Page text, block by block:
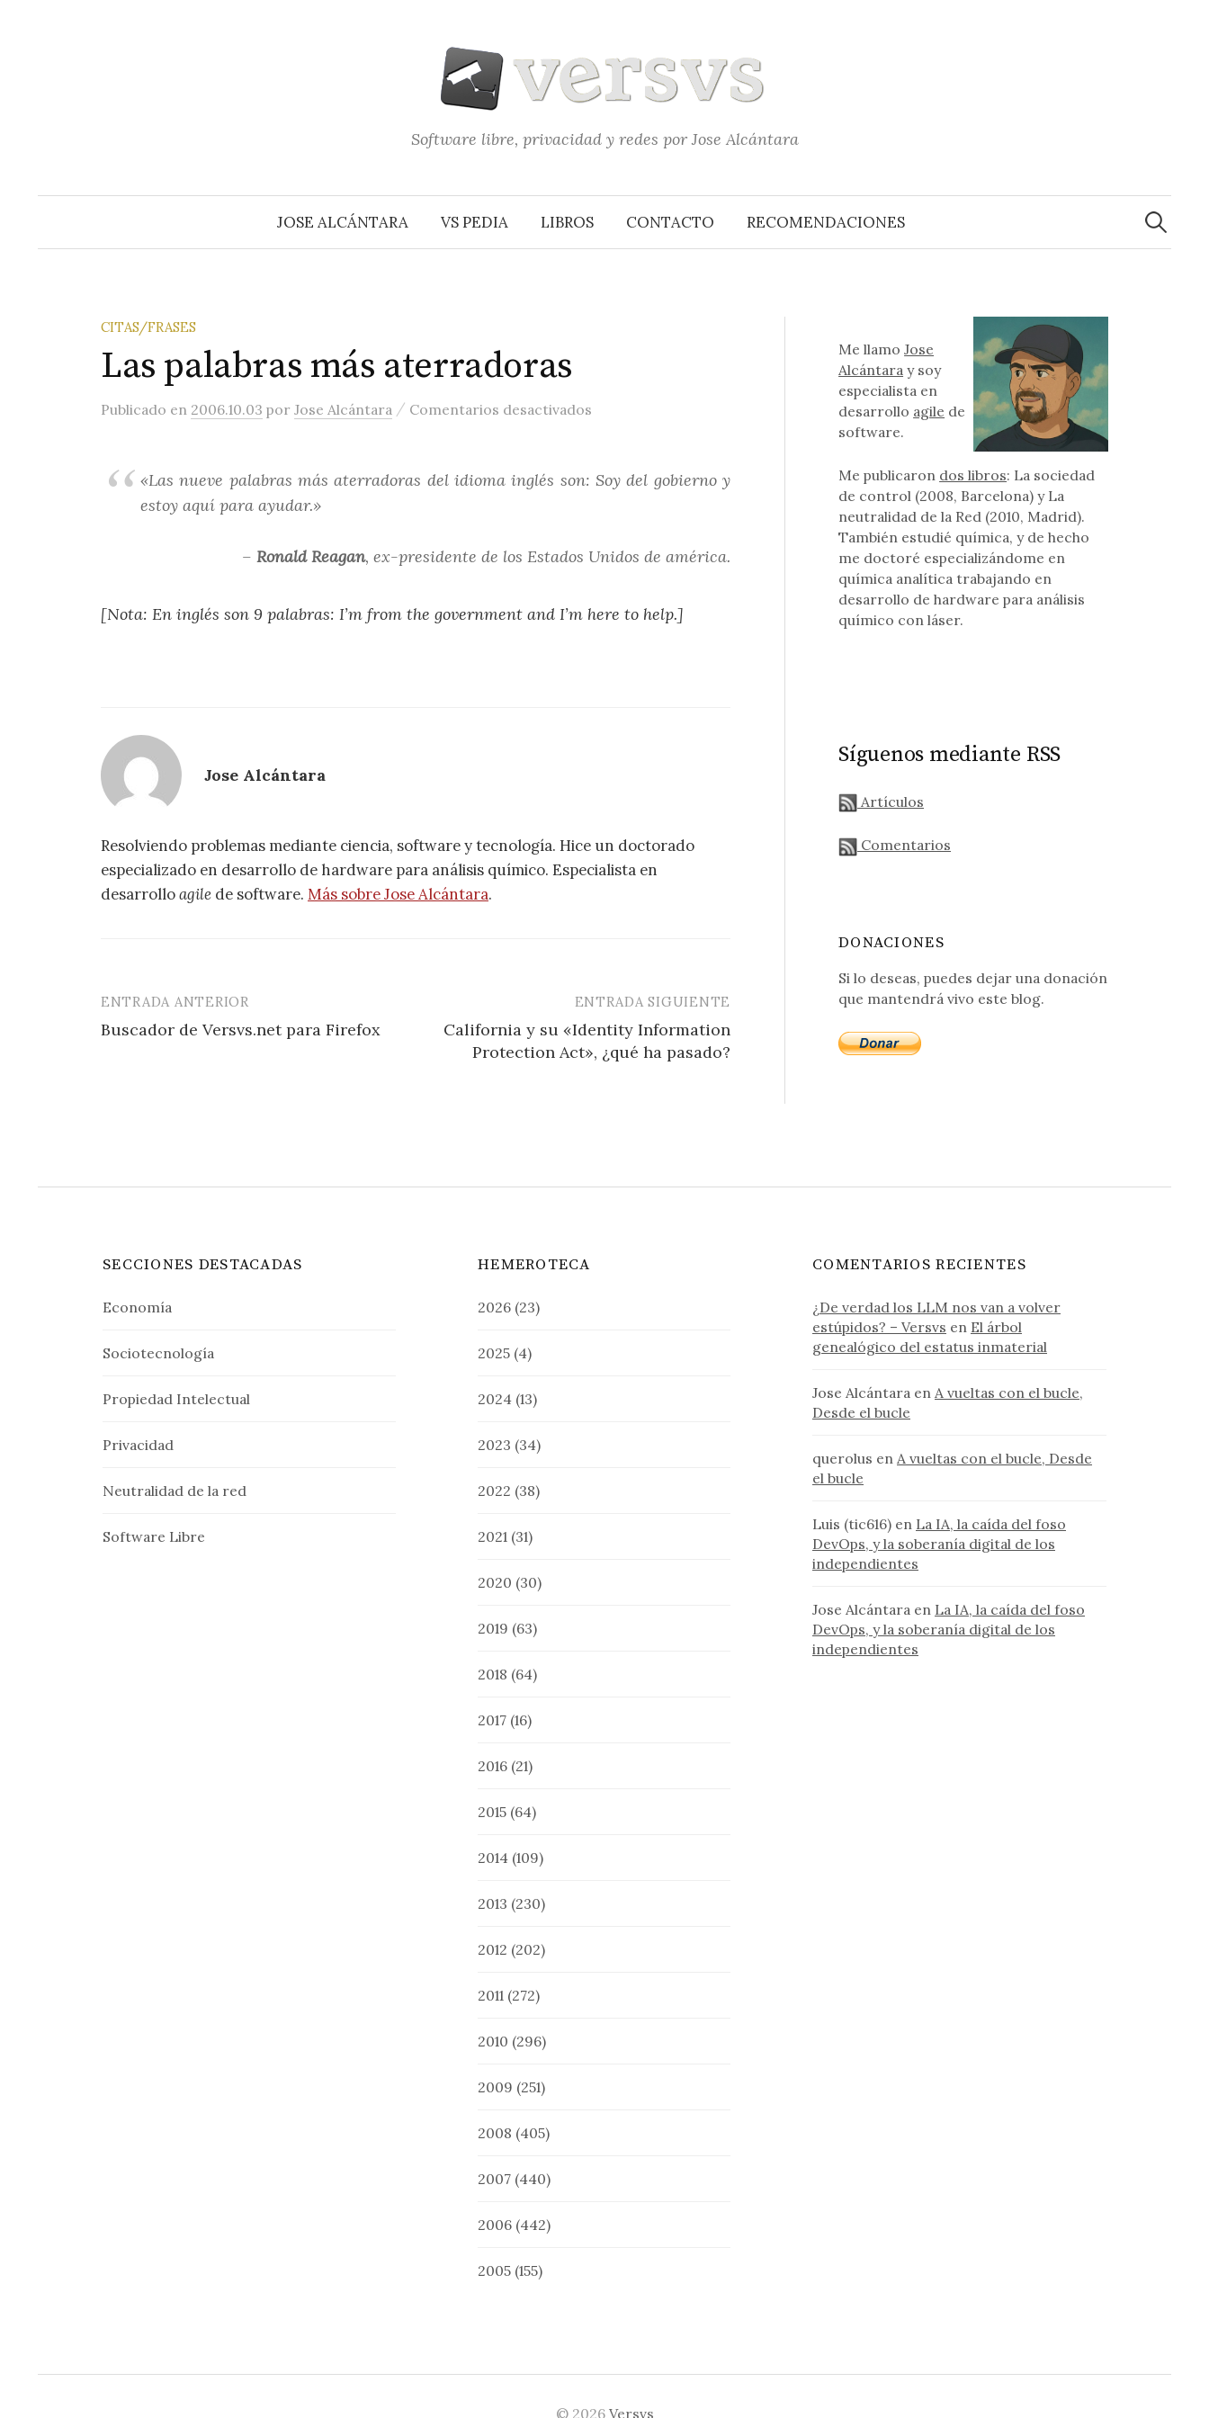
Software libre, privacidad y redes por Jose Alcántara
JOSE ALCÁNTARA VS PEDIA LIBROS CONTACTO RECOMENDACIONES
Buscar:
CITAS/FRASES
Las palabras más aterradoras
Publicado en 2006.10.03 por Jose Alcántara / Comentarios desactivados
«Las nueve palabras más aterradoras del idioma inglés son: Soy del gobierno y
estoy aquí para ayudar.»
– Ronald Reagan, ex-presidente de los Estados Unidos de américa.
[Nota: En inglés son 9 palabras: I’m from the government and I’m here to help.]
Jose Alcántara
Resolviendo problemas mediante ciencia, software y tecnología. Hice un doctorado
especializado en desarrollo de hardware para análisis químico. Especialista en
desarrolloagile de software. Más sobre Jose Alcántara.
Navegación
de
ENTRADA ANTERIOR
Buscador de Versvs.net para Firefox
ENTRADA SIGUIENTE
California y su «Identity Information
Protection Act», ¿qué ha pasado?
Me llamoJose
Alcántara y soy
especialista en
desarrollo agile de
software.
Me publicaron dos libros: La sociedad
de control (2008, Barcelona) y La
neutralidad de la Red (2010, Madrid).
También estudié química, y de hecho
me doctoré especializándome en
química analítica trabajando en
desarrollo de hardware para análisis
químico con láser.
Síguenos mediante RSS
Artículos
Comentarios
DONACIONES
Si lo deseas, puedes dejar una donación
que mantendrá vivo este blog.
SECCIONES DESTACADAS
Economía
Sociotecnología
Propiedad Intelectual
Privacidad
Neutralidad de la red
Software Libre
HEMEROTECA
2026 (23)
2025 (4)
2024 (13)
2023 (34)
2022 (38)
2021 (31)
2020 (30)
2019 (63)
2018 (64)
2017 (16)
2016 (21)
2015 (64)
2014 (109)
2013 (230)
2012 (202)
2011 (272)
2010 (296)
2009 (251)
2008 (405)
2007 (440)
2006 (442)
2005 (155)
COMENTARIOS RECIENTES
¿De verdad los LLM nos van a volver
estúpidos? – Versvs en El árbol
genealógico del estatus inmaterial
Jose Alcántara en A vueltas con el bucle,
Desde el bucle
querolus en A vueltas con el bucle, Desde
el bucle
Luis (tic616) en La IA, la caída del foso
DevOps, y la soberanía digital de los
independientes
Jose Alcántara en La IA, la caída del foso
DevOps, y la soberanía digital de los
independientes
© 2026 Versvs